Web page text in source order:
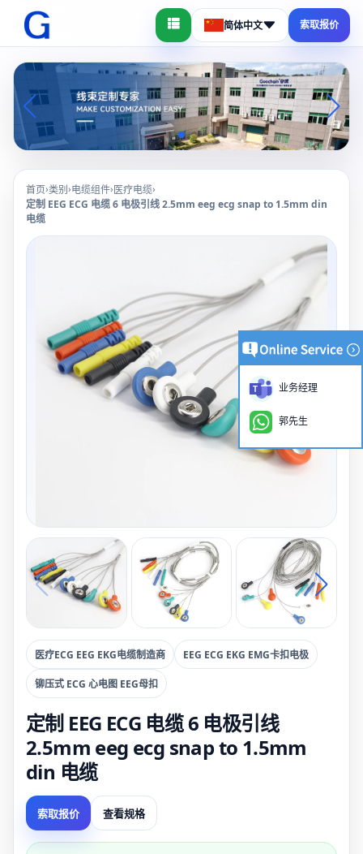
简体中文 索取报价
首页›类别›电缆组件›医疗电缆›
定制 EEG ECG 电缆 6 电极引线 2.5mm eeg ecg snap to 1.5mm din
电缆
医疗ECG EEG EKG电缆制造商 EEG ECG EKG EMG卡扣电极
铆压式 ECG 心电图 EEG母扣
定制 EEG ECG 电缆 6 电极引线
2.5mm eeg ecg snap to 1.5mm
din 电缆
索取报价 查看规格
业务经理
郭先生